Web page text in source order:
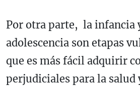
Por otra parte, la infancia
adolescencia son etapas
que es más fácil adquirir
perjudiciales para la salud